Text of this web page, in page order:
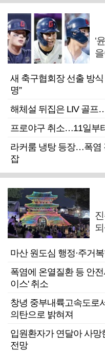
‘
새 축구협회장 선출 방
명”
해체설 뒤집은 LIV 골프
프로야구 취소…11일부
라커룸 냉탕 등장…폭염
잡
마산 원도심 행정·주거
폭염에 온열질환 등 안
이스' 취소
창녕 중부내륙고속도로
의탄으로 밝혀져
입원환자가 연달아 사망
전망